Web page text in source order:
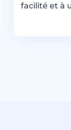
facilité et à